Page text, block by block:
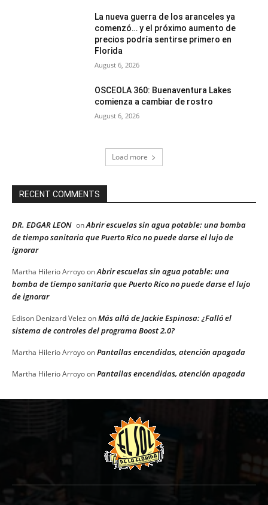
La nueva guerra de los aranceles ya
comenzó… y el próximo aumento de
precios podría sentirse primero en
Florida
August 6, 2026
OSCEOLA 360: Buenaventura Lakes
comienza a cambiar de rostro
August 6, 2026
Load more
RECENT COMMENTS
DR. EDGAR LEON onAbrir escuelas sin agua potable: una bomba
de tiempo sanitaria que Puerto Rico no puede darse el lujo de
ignorar
Martha Hilerio ArroyoonAbrir escuelas sin agua potable: una
bomba de tiempo sanitaria que Puerto Rico no puede darse el lujo
de ignorar
Edison Denizard Velez onMás allá de Jackie Espinosa: ¿Falló el
sistema de controles del programa Boost 2.0?
Martha Hilerio ArroyoonPantallas encendidas, atención apagada
Martha Hilerio ArroyoonPantallas encendidas, atención apagada